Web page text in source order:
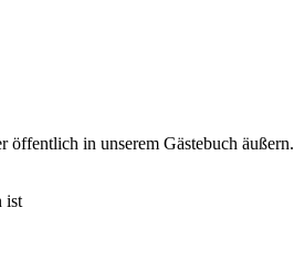
öffentlich in unserem Gästebuch äußern.
ist